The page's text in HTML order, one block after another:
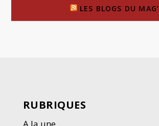
LES BLOGS DU MAG’
RUBRIQUES